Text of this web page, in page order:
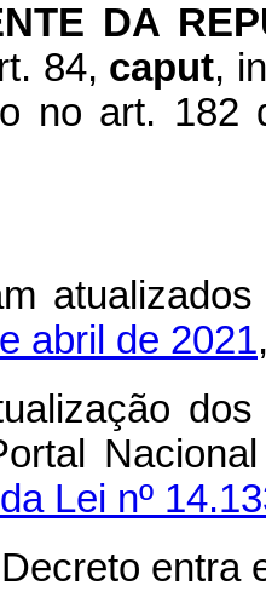
DA
84, caput,
no art. 182
abril de 2021
Lei nº
entra